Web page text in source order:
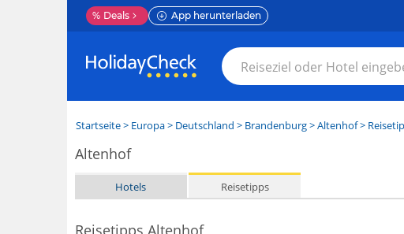
% Deals App herunterladen
Startseite> Europa> Deutschland > Brandenburg>Altenhof>
Altenhof
Hotels Reisetipps
Reisetipps Altenhof